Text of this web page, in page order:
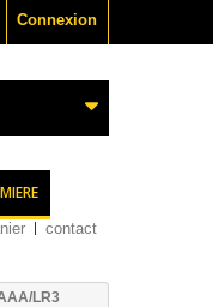
Connexion
contact
LR3